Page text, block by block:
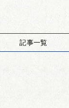
記事一覧